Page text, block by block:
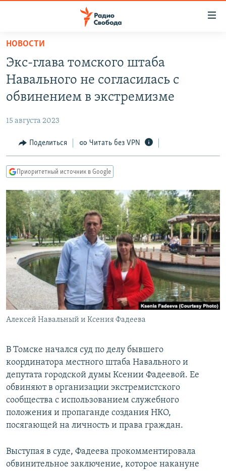
упрощенного
доступа
Вернуться
основному
Вернутся
Вернутся
поиску
АВТОРСКИЕ ПРОЕКТЫ
МНЕНИЯ
КУЛЬТУРА
КАВКАЗ.РЕАЛИИ
СЕВЕР.РЕАЛИИ
СИБИРЬ.РЕАЛИИ
РАСПИСАНИЕ ВЕЩАНИЯ
ПОДПИШИТЕСЬ НА РАССЫЛКУ
СОЦИАЛЬНЫЕ СЕТИ
Все сайты РСЕ/РС
НОВОСТИ
Экс-глава томского штаба
Навального не согласилась с
обвинением в экстремизме
15 августа 2023
Поделиться Читать без VPN
Приоритетный источник в Google
Алексей Навальный и Ксения Фадеева
В Томске начался суд по делу бывшего
координатора местного штаба Навального и
депутата городской думы Ксении Фадеевой. Ее
обвиняют в организации экстремистского
сообщества с использованием служебного
положения и пропаганде создания НКО,
посягающей на личность и права граждан.
Выступая в суде, Фадеева прокомментировала
обвинительное заключение, которое накануне